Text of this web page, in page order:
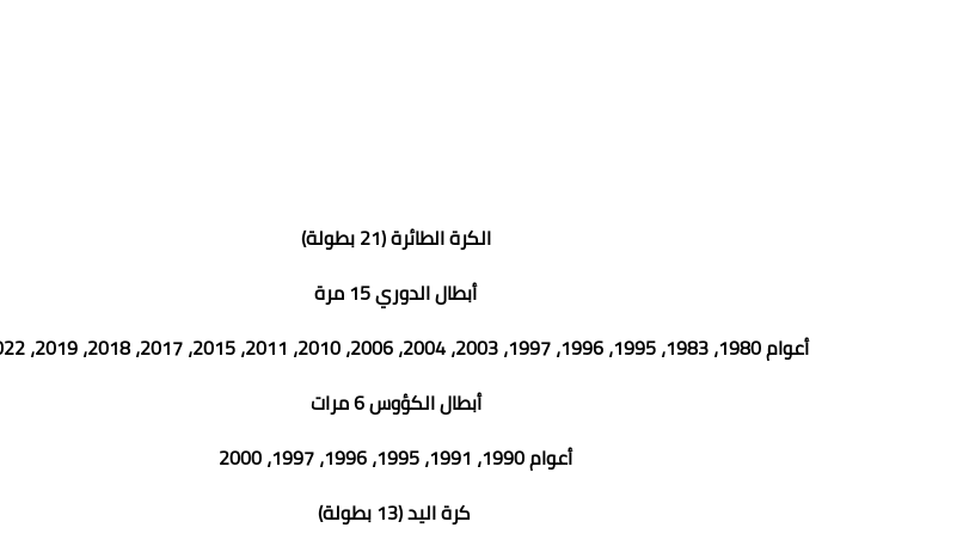
الكرة الطائرة (21 بطولة)
أبطال الدوري 15 مرة
أعوام 1980، 1983، 1995، 1996، 1997، 2003، 2004، 2006، 2010، 2011، 2015، 2017، 2018، 2019، 2022
أبطال الكؤوس 6 مرات
أعوام 1990، 1991، 1995، 1996، 1997، 2000
كرة اليد (13 بطولة)